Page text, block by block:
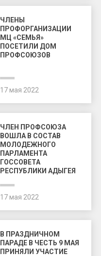
ЧЛЕНЫ
ПРОФОРГАНИЗАЦИИ
МЦ «СЕМЬЯ»
ПОСЕТИЛИ ДОМ
ПРОФСОЮЗОВ
17 мая 2022
ЧЛЕН ПРОФСОЮЗА
ВОШЛА В СОСТАВ
МОЛОДЕЖНОГО
ПАРЛАМЕНТА
ГОССОВЕТА
РЕСПУБЛИКИ АДЫГЕЯ
17 мая 2022
В ПРАЗДНИЧНОМ
ПАРАДЕ В ЧЕСТЬ 9 МАЯ
ПРИНЯЛИ УЧАСТИЕ